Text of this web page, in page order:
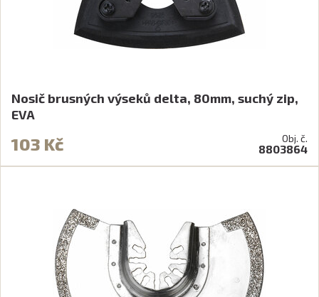
Nosič brusných výseků delta, 80mm, suchý zip,
EVA
103 Kč Obj. č.
8803864